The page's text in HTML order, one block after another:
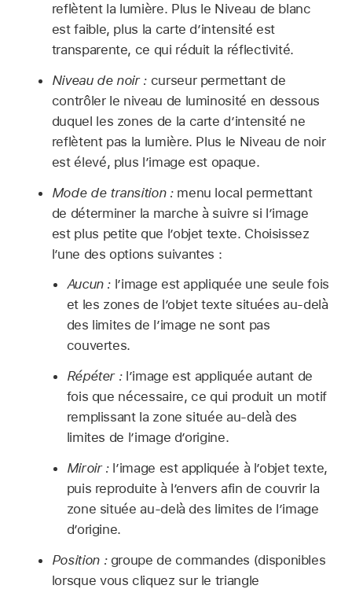
reflètent la lumière. Plus le Niveau de blanc
est faible, plus la carte d’intensité est
transparente, ce qui réduit la réflectivité.
Niveau de noir : curseur permettant de
contrôler le niveau de luminosité en dessous
duquel les zones de la carte d’intensité ne
reflètent pas la lumière. Plus le Niveau de noir
est élevé, plus l’image est opaque.
Mode de transition :menu local permettant
de déterminer la marche à suivre si l’image
est plus petite que l’objet texte. Choisissez
l’une des options suivantes :
Aucun : l’image est appliquée une seule fois
et les zones de l’objet texte situées au-delà
des limites de l’image ne sont pas
couvertes.
Répéter :l’image est appliquée autant de
fois que nécessaire, ce qui produit un motif
remplissant la zone située au-delà des
limites de l’image d’origine.
Miroir :l’image est appliquée à l’objet texte,
puis reproduite à l’envers afin de couvrir la
zone située au-delà des limites de l’image
d’origine.
Position :groupe de commandes (disponibles
lorsque vous cliquez sur le triangle